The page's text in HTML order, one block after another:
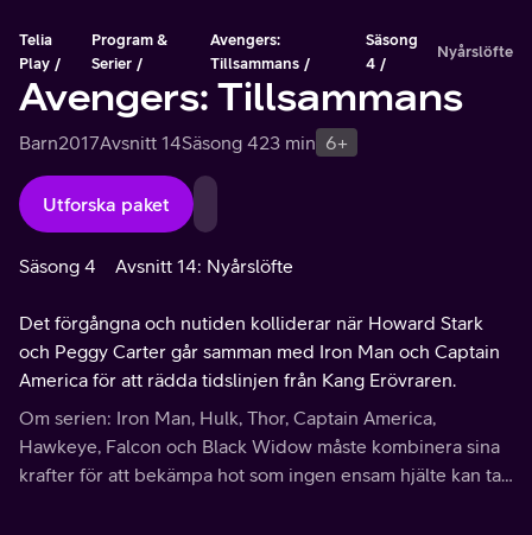
Telia
Play
Program &
Serier
Avengers:
Tillsammans
Säsong
4
Nyårslöfte
Avengers: Tillsammans
Barn2017Avsnitt 14Säsong 423 min 6+
Utforska paket
Säsong 4 Avsnitt 14: Nyårslöfte
Det förgångna och nutiden kolliderar när Howard Stark
och Peggy Carter går samman med Iron Man och Captain
America för att rädda tidslinjen från Kang Erövraren.
Om serien: Iron Man, Hulk, Thor, Captain America,
Hawkeye, Falcon och Black Widow måste kombinera sina
krafter för att bekämpa hot som ingen ensam hjälte kan ta